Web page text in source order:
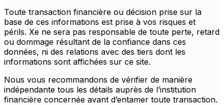
Toute transaction financière ou décision prise sur la
base de ces informations est prise à vos risques et
périls. Xe ne sera pas responsable de toute perte, retard
ou dommage résultant de la confiance dans ces
données, ni des relations avec des tiers dont les
informations sont affichées sur ce site.
Nous vous recommandons de vérifier de manière
indépendante tous les détails auprès de l’institution
financière concernée avant d’entamer toute transaction.